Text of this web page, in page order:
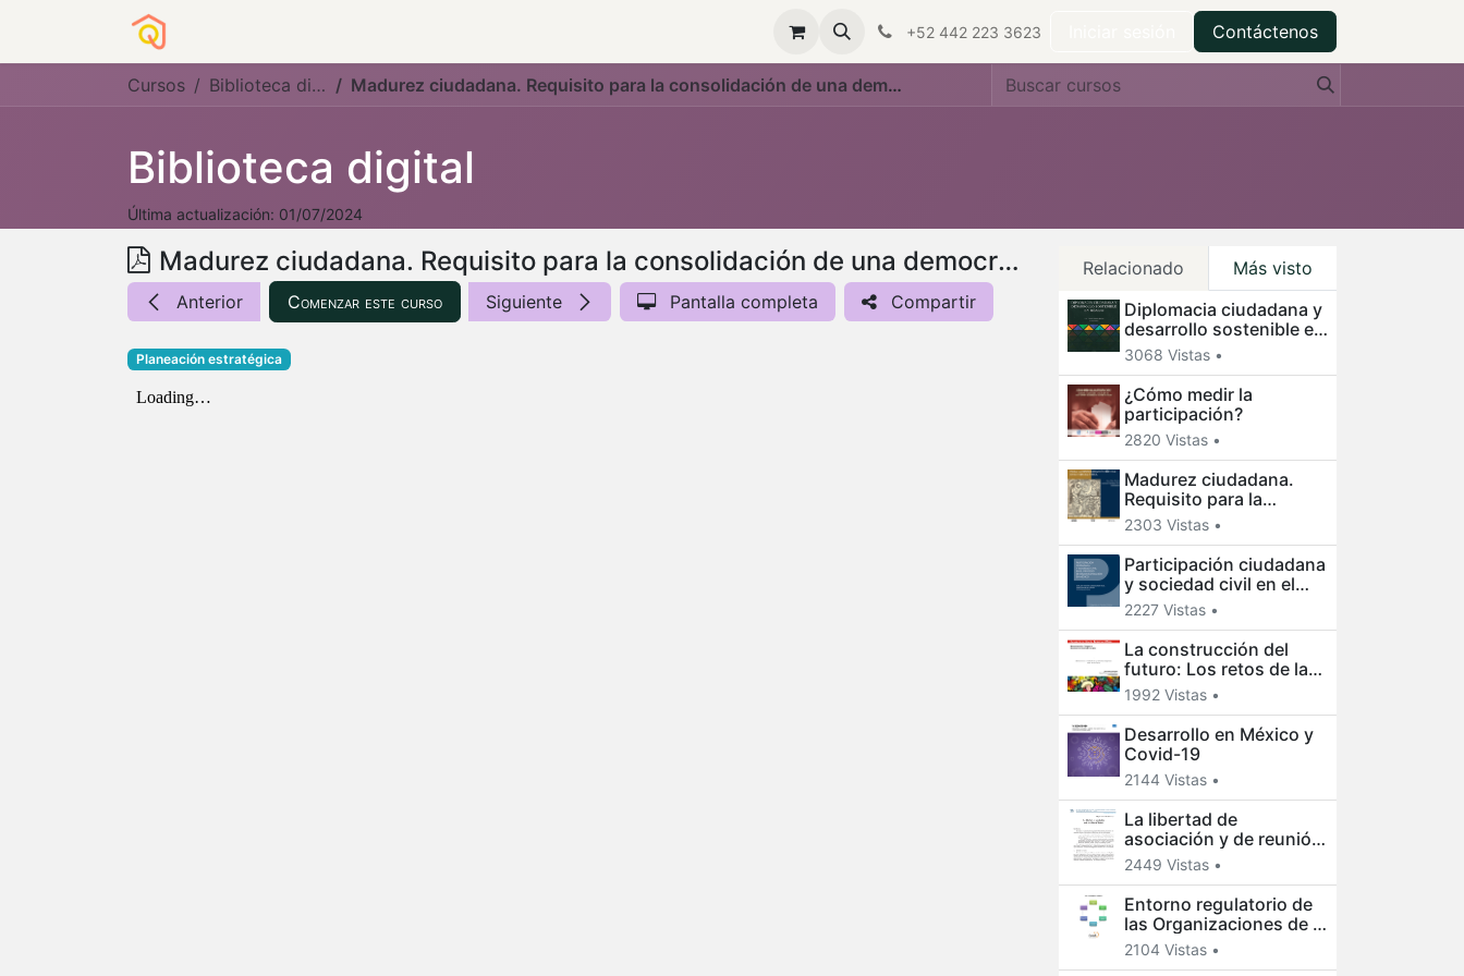
Aliado Cemefi Quiero ayudar Filantropía Centro de recursos
+52 442 223 3623 Contáctenos
Cursos Biblioteca digital Madurez ciudadana. Requisito para la consolidación de una democracia ética
Biblioteca digital
Última actualización: 01/07/2024
Relacionado
Más visto
Diplomacia ciudadana y
desarrollo sostenible en
México
3068 Vistas •
¿Cómo medir la
participación?
2820 Vistas •
Madurez ciudadana.
Requisito para la
consolidación de una
2303 Vistas •
Participación ciudadana
y sociedad civil en el
proceso de
México
2227 Vistas •
La construcción del
futuro: Los retos de las
ciencias sociales en
1992 Vistas •
Desarrollo en México y
Covid-19
2144 Vistas •
La libertad de
asociación y de reunión
en México
2449 Vistas •
Entorno regulatorio de
las Organizaciones de la
Sociedad Civil en
2104 Vistas •
Madurez ciudadana. Requisito para la consolidación de una democracia ética
Anterior Comenzar este curso Siguiente Pantalla completa Compartir
Planeación estratégica